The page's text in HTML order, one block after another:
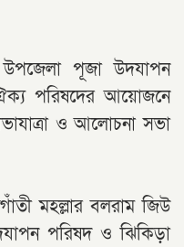
পূজা উদযাপন
ঐক্য পরিষদের আয়োজনে
ও আলোচনা সভা
মহল্লার বলরাম জিউ
পরিষদ ও ঝিকিড়া